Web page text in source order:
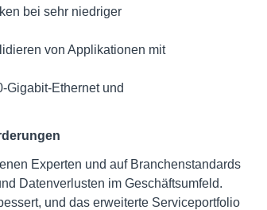
von Applikationen mit
Gigabit-Ethernet und
Experten und auf Branchenstandards
Datenverlusten im Geschäftsumfeld.
und das erweiterte Serviceportfolio